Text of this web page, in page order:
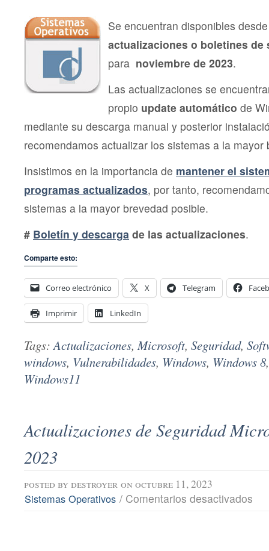
2023
Se encuentran disponibles
actualizaciones o boletines de
para noviembre de 2023.
Las actualizaciones se
propio update automático de
mediante su descarga manual y posterior
recomendamos actualizar los sistemas a la mayor
Insistimos en la importancia de mantener el
programas actualizados, por tanto,
sistemas a la mayor brevedad posible.
# Boletín y descarga de las actualizaciones.
Comparte esto:
Correo electrónico X Telegram
Imprimir LinkedIn
Tags:Actualizaciones,Microsoft, Seguridad,
windows, Vulnerabilidades, Windows, Windows 8
Windows11
Actualizaciones de Seguridad
2023
posted by destroyer on octubre 11, 2023
Sistemas Operativos / Comentarios desactivados